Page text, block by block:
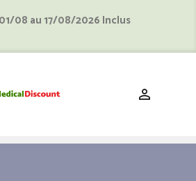
08 au 17/08/2026 Inclus
